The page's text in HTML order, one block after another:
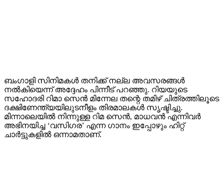
ബംഗാളി സിനിമകൾ തനിക്ക് നല്ല അവസരങ്ങൾ
നൽകിയെന്ന് അദ്ദേഹം പിന്നീട് പറഞ്ഞു. റിയയുടെ
സഹോദരി റിമാ സെൻ മിന്നേല തന്റെ തമിഴ് ചിത്രത്തിലൂടെ
ദക്ഷിണേന്ത്യയിലുടനീളം തിരമാലകൾ സൃഷ്ടിച്ചു.
മിന്നാലെയിൽ നിന്നുള്ള റിമ സെൻ, മാധവൻ എന്നിവർ
അഭിനയിച്ച ‘വസിഗര’ എന്ന ഗാനം ഇപ്പോഴും ഹിറ്റ്
ചാർട്ടുകളിൽ ഒന്നാമതാണ്.